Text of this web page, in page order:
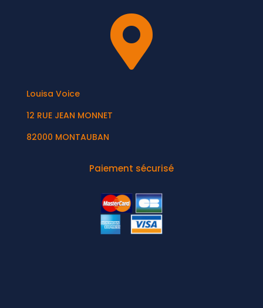

Louisa Voice
12 RUE JEAN MONNET
82000 MONTAUBAN
Paiement sécurisé